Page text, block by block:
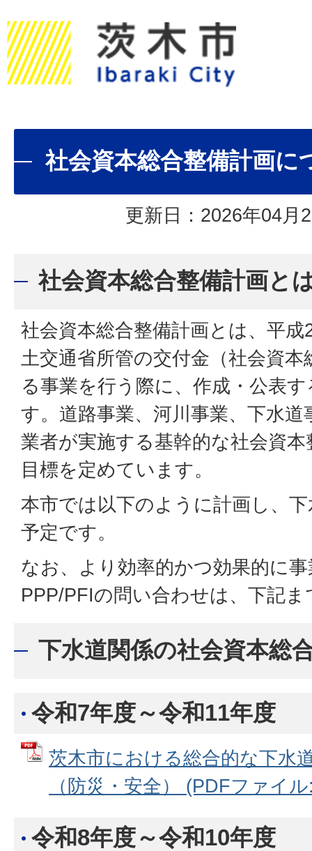
社会資本総合整備計画に
更新日：2026年04月
社会資本総合整備計画と
社会資本総合整備計画とは、平
土交通省所管の交付金（社会資
る事業を行う際に、作成・公表
す。道路事業、河川事業、下水
業者が実施する基幹的な社会資
目標を定めています。
本市では以下のように計画し、
予定です。
なお、より効率的かつ効果的に
PPP/PFIの問い合わせは、下記
下水道関係の社会資本総
令和7年度～令和11年度
茨木市における総合的な下水
（防災・安全） (PDFファイ
令和8年度～令和10年度